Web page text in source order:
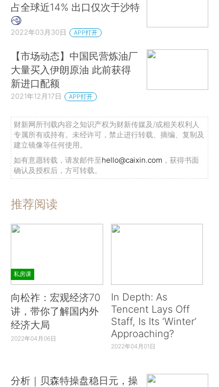
占全球近14% 出口仅次于沙特
2022年03月30日 APP打开
【市场动态】中国民营炼油厂
大量买入伊朗原油 此前获得
新进口配额
2021年12月17日 APP打开
财新网所刊载内容之知识产权为财新传媒及/或相关权利人
专属所有或持有。未经许可，禁止进行转载、摘编、复制及
建立镜像等任何使用。
如有意愿转载，请发邮件至hello@caixin.com ，获得书面
确认及授权后，方可转载。
推荐阅读
私房课
向松祚：宏观经济70
讲，带你了解国内外
经济大局
2022年04月06日
In Depth: As
Tencent Lays Off
Staff, Is Its ‘Winter’
Approaching?
2022年04月01日
分析｜贝森特操盘稳日元，操